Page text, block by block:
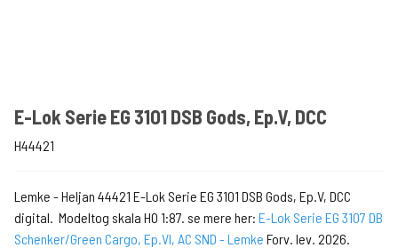
E-Lok Serie EG 3101 DSB Gods, Ep.V, DCC
H44421
Lemke - Heljan 44421 E-Lok Serie EG 3101 DSB Gods, Ep.V, DCC
digital. Modeltog skala H0 1:87. se mere her: E-Lok Serie EG 3107 DB
Schenker/Green Cargo, Ep.VI, AC SND - Lemke Forv. lev. 2026.